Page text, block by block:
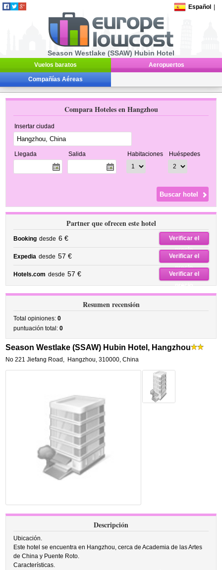
Español
Season Westlake (SSAW) Hubin Hotel
Vuelos baratos Aeropuertos
Compañías Aéreas
Compara Hoteles en Hangzhou
Insertar ciudad
Llegada Salida Habitaciones Huéspedes
Partner que ofrecen este hotel
Booking desde 6 €
Verificar el
precio
Expedia desde 57 €
Verificar el
precio
Hotels.com desde 57 €
Verificar el
precio
Resumen recensión
Total opiniones:0
puntuación total:0
Season Westlake (SSAW) Hubin Hotel, Hangzhou
No 221 Jiefang Road , Hangzhou,310000, China
Descripción
Ubicación.
Este hotel se encuentra en Hangzhou, cerca de Academia de las Artes
de China y Puente Roto.
Características.